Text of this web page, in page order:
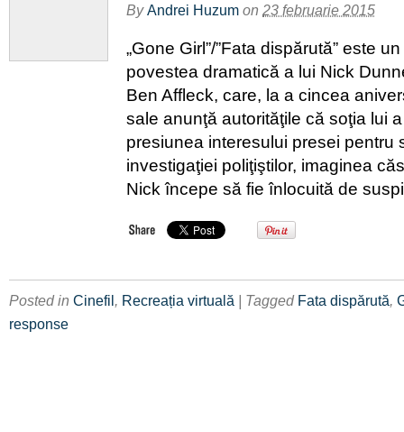
ByAndrei Huzum on 23 februarie 2015
„Gone Girl”/”Fata dispărută” este
povestea dramatică a lui Nick
Ben Affleck, care, la a cincea
sale anunţă autorităţile că soţia lui
presiunea interesului presei pentru
investigaţiei poliţiştilor, imaginea
Nick începe să fie înlocuită de
Posted in Cinefil, Recreația virtuală | Tagged Fata dispărută,
response